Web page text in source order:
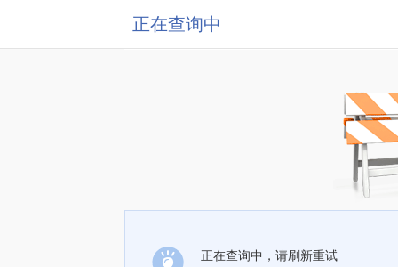
正在查询中
正在查询中，请刷新重试